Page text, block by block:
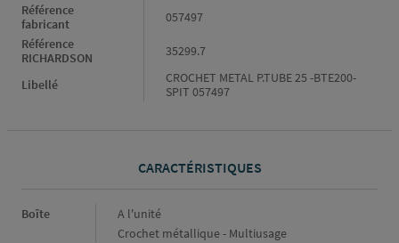
Référence
fabricant
057497
Référence
RICHARDSON
35299.7
Libellé
CROCHET METAL P.TUBE 25 -BTE200-
SPIT 057497
CARACTÉRISTIQUES
Caractéristiques
Boîte
A l'unité
Crochet métallique - Multiusage